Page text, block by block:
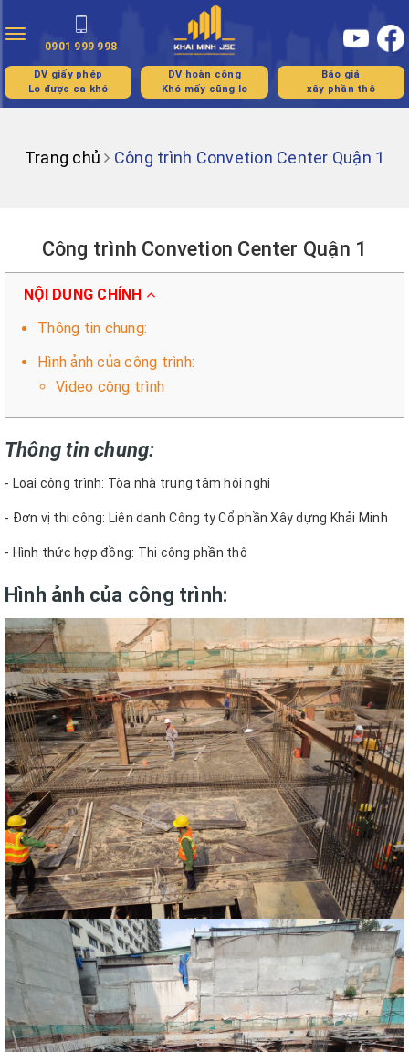
Toggle
navigation
0901 999 998
DV giấy phép
Lo được ca khó
DV hoàn công
Khó mấy cũng lo
Báo giá
xây phần thô
Trang chủ Công trình Convetion Center Quận 1
Công trình Convetion Center Quận 1
NỘI DUNG CHÍNH
Thông tin chung:
Hình ảnh của công trình:
Video công trình
Thông tin chung:
- Loại công trình: Tòa nhà trung tâm hội nghị
- Đơn vị thi công: Liên danh Công ty Cổ phần Xây dựng Khải Minh
- Hình thức hợp đồng: Thi công phần thô
Hình ảnh của công trình: